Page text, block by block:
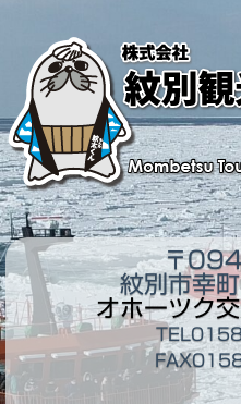
〒
紋別市幸
オホーツク